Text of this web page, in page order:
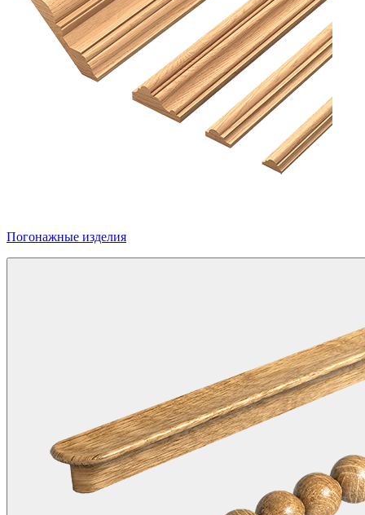
Погонажные изделия